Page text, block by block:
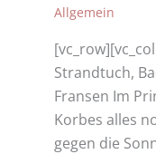
Allgemein
Strandtuch,
Fransen Im
Korbes alles
gegen die